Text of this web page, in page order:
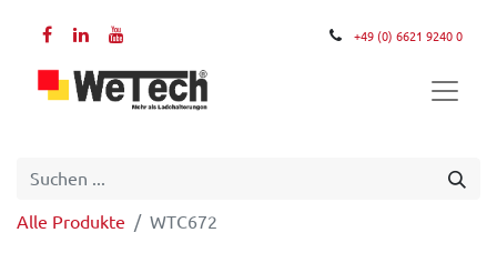
+49 (0) 6621 9240 0
Alle Produkte WTC672